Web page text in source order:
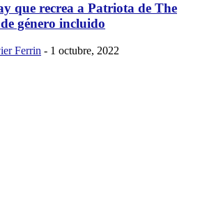
que recrea a Patriota de The
género incluido
Ferrin - 1 octubre, 2022